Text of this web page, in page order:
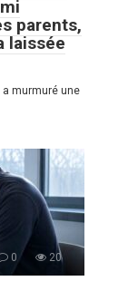
parents,
laissée
a murmuré une
0 20